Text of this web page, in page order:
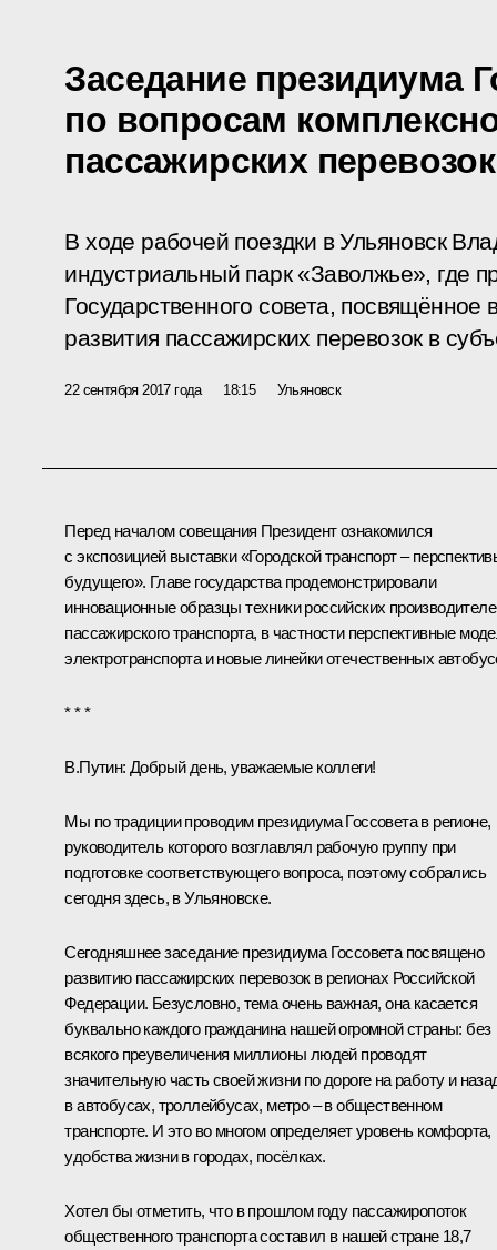
Заседание президиума
по вопросам
пассажирских перевозок
В ходе рабочей поездки в Ульяновск
индустриальный парк «Заволжье», где
Государственного совета, посвящённое
развития пассажирских перевозок в
22 сентября 2017 года 18:15 Ульяновск
Перед началом совещания Президент ознакомился
с экспозицией выставки «Городской транспорт –
будущего». Главе государства продемонстрировали
инновационные образцы техники российских
пассажирского транспорта, в частности перспективные
электротранспорта и новые линейки отечественных
* * *
В.Путин: Добрый день, уважаемые коллеги!
Мы по традиции проводим президиума Госсовета в регионе,
руководитель которого возглавлял рабочую группу при
подготовке соответствующего вопроса, поэтому собрались
сегодня здесь, в Ульяновске.
Сегодняшнее заседание президиума Госсовета посвящено
развитию пассажирских перевозок в регионах Российской
Федерации. Безусловно, тема очень важная, она касается
буквально каждого гражданина нашей огромной страны: без
всякого преувеличения миллионы людей проводят
значительную часть своей жизни по дороге на работу и
в автобусах, троллейбусах, метро – в общественном
транспорте. И это во многом определяет уровень комфорта,
удобства жизни в городах, посёлках.
Хотел бы отметить, что в прошлом году пассажиропоток
общественного транспорта составил в нашей стране 18,7